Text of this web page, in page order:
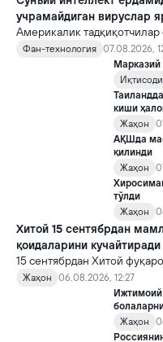
учрамайдиган вируслар
Америкалик
16 та вирус яратди. Бу
билан бирга, ундан
хавотирларни ҳам
Фан-технология 07.08.2026,
Марказий
киши
Жаҳон
АҚШда
қилинди
Жаҳон
тўлди
Жаҳон
Хитой 15 сентябрдан
қоидаларини кучайтиради
15 сентябрдан Хитой
хорижликлар учун эса
қоидалар кучга киради.
Жаҳон
06.08.2026, 12:27
Жаҳон